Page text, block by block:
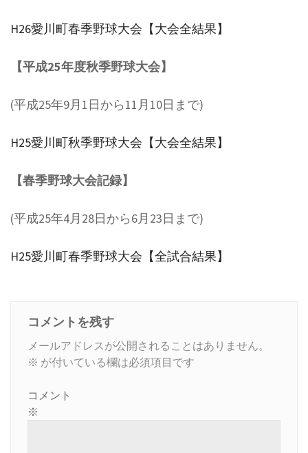
H26愛川町春季野球大会【大会全結果】
【平成25年度秋季野球大会】
(平成25年9月1日から11月10日まで)
H25愛川町秋季野球大会【大会全結果】
【春季野球大会記録】
(平成25年4月28日から6月23日まで)
H25愛川町春季野球大会【全試合結果】
コメントを残す
メールアドレスが公開されることはありません。
※ が付いている欄は必須項目です
コメント
※